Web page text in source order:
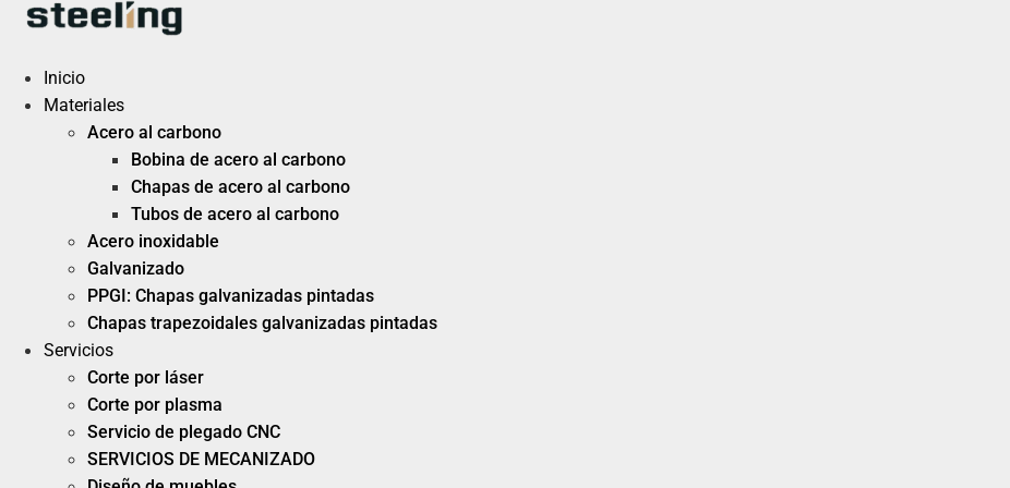
Inicio
Materiales
Acero al carbono
Bobina de acero al carbono
Chapas de acero al carbono
Tubos de acero al carbono
Acero inoxidable
Galvanizado
PPGI: Chapas galvanizadas pintadas
Chapas trapezoidales galvanizadas pintadas
Servicios
Corte por láser
Corte por plasma
Servicio de plegado CNC
SERVICIOS DE MECANIZADO